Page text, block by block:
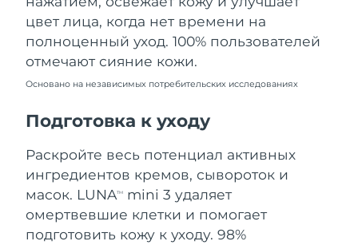
цвет лица, когда нет времени на
полноценный уход. 100% пользователей
отмечают сияние кожи.
Основано на независимых потребительских исследованиях
Подготовка к уходу
Раскройте весь потенциал активных
ингредиентов кремов, сывороток и
масок. LUNATM
mini 3 удаляет
омертвевшие клетки и помогает
подготовить кожу к уходу. 98%
Румыния
Ожидаемая дата доставки
09/08/2026
Россия
Ожидаемая дата доставки
17/08/2026
Саудовская Аравия
Ожидаемая дата доставки
Сингапур
Ожидаемая дата доставки
11/08/2026
Словакия
Ожидаемая дата доставки